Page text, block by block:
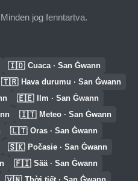
jog fenntartva.
🇮🇩 Cuaca · San Ġwann
🇹🇷 Hava durumu · San Ġwann
🇪🇪 Ilm · San Ġwann
🇮🇹 Meteo · San Ġwann
🇱🇹 Oras · San Ġwann
🇸🇰 Počasie · San Ġwann
🇫🇮 Sää · San Ġwann